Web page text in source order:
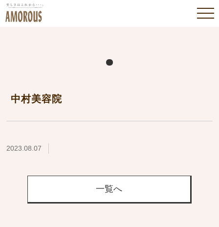
中村美容院
2023.08.07
一覧へ